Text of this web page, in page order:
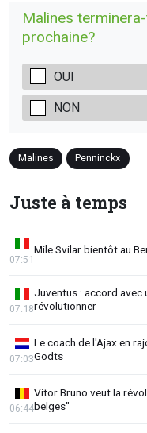
Malines
prochaine?
OUI
NON
Malines Penninckx
Juste à temps
Mile Svilar bientôt au
07:51
Juventus : accord
révolutionner
07:18
Le coach de l'Ajax en
Godts
07:03
Vitor Bruno veut la
belges"
06:44